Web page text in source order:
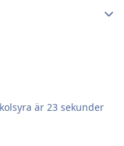
är 23 sekunder